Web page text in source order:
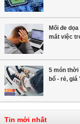
Mối đe
mất việc
5 món thời
bổ - rẻ,
Tin mới nhất